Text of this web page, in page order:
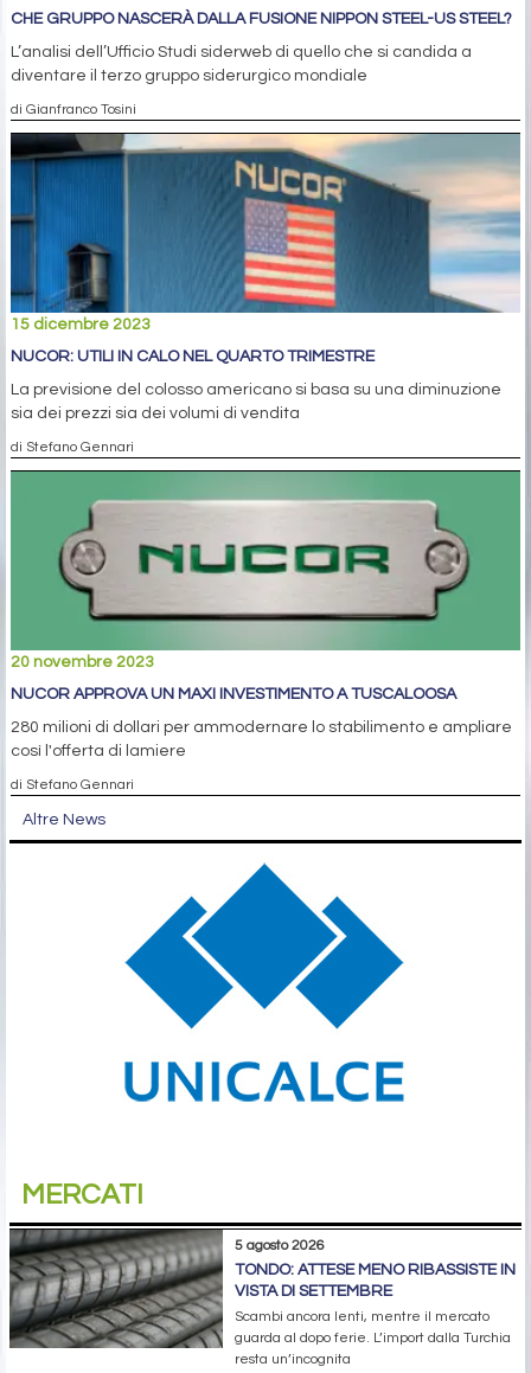
CHE GRUPPO NASCERÀ DALLA FUSIONE NIPPON STEEL-US STEEL?
L’analisi dell’Ufficio Studi siderweb di quello che si candida a
diventare il terzo gruppo siderurgico mondiale
di Gianfranco Tosini
15 dicembre 2023
NUCOR: UTILI IN CALO NEL QUARTO TRIMESTRE
La previsione del colosso americano si basa su una diminuzione
sia dei prezzi sia dei volumi di vendita
di Stefano Gennari
20 novembre 2023
NUCOR APPROVA UN MAXI INVESTIMENTO A TUSCALOOSA
280 milioni di dollari per ammodernare lo stabilimento e ampliare
così l'offerta di lamiere
di Stefano Gennari
Altre News
MERCATI
5 agosto 2026
TONDO: ATTESE MENO RIBASSISTE IN
VISTA DI SETTEMBRE
Scambi ancora lenti, mentre il mercato
guarda al dopo ferie. L’import dalla Turchia
resta un’incognita